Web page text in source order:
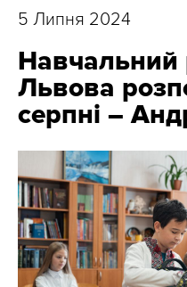
5 Липня 2024
Навчальний
Львова
серпні –